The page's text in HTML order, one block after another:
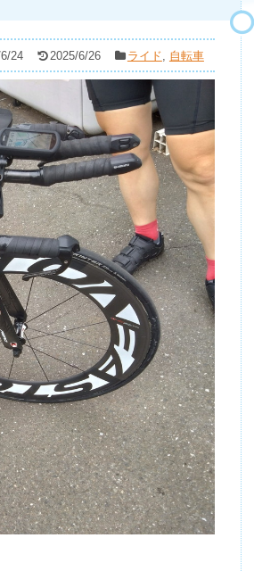
24 2025/6/26 ライド, 自転車